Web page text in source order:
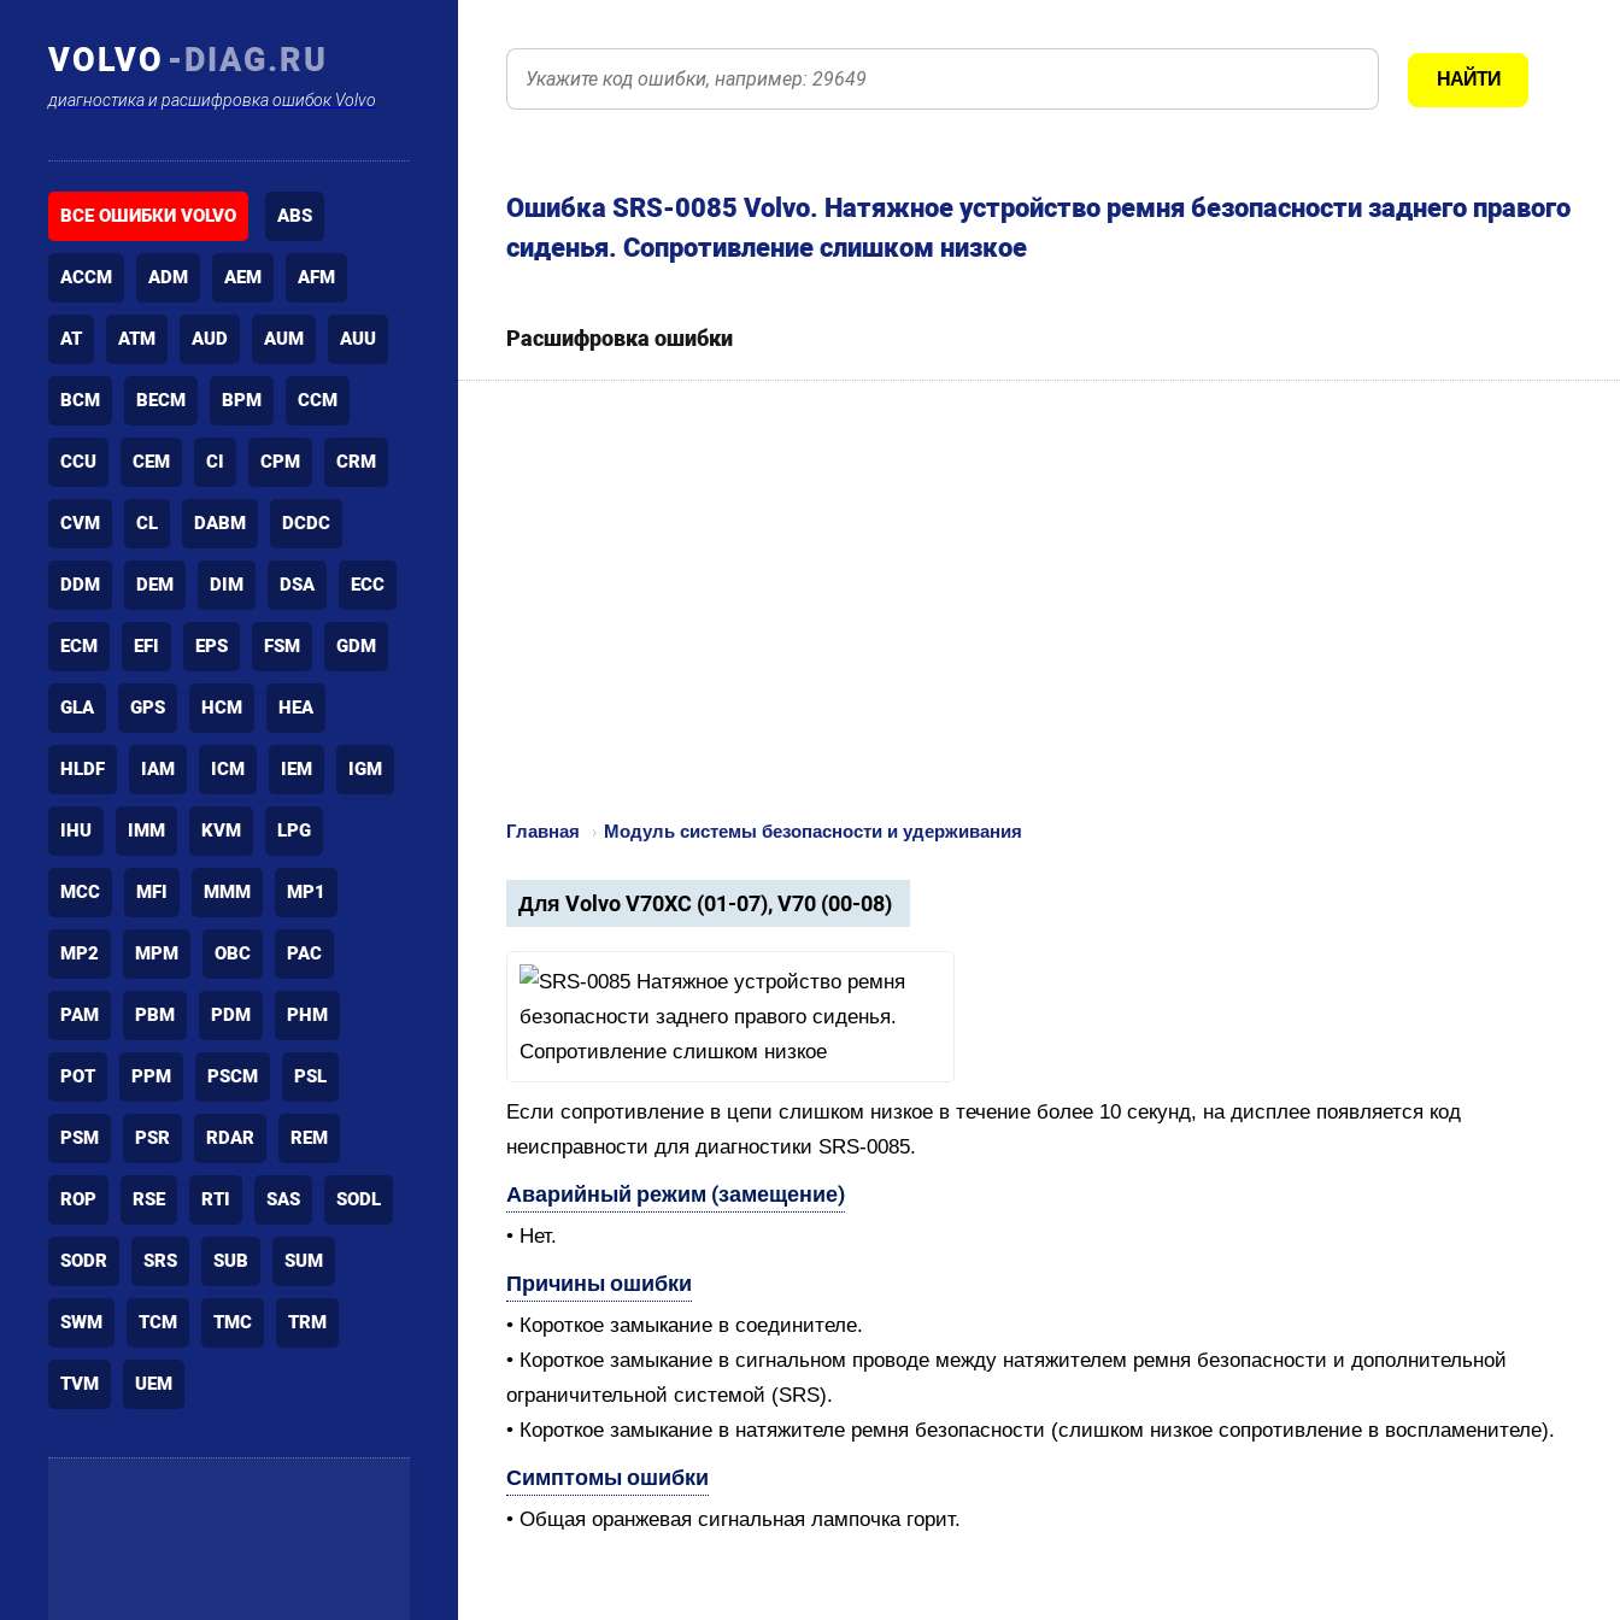
VOLVO -DIAG.RU
диагностика и расшифровка ошибок Volvo
ВСЕ ОШИБКИ VOLVO ABS
ACCM ADM AEM AFM
AT ATM AUD AUM AUU
BCM BECM BPM CCM
CCU CEM CI CPM CRM
CVM CL DABM DCDC
DDM DEM DIM DSA ECC
ECM EFI EPS FSM GDM
GLA GPS HCM HEA
HLDF IAM ICM IEM IGM
IHU IMM KVM LPG
MCC MFI MMM MP1
MP2 MPM OBC PAC
PAM PBM PDM PHM
POT PPM PSCM PSL
PSM PSR RDAR REM
ROP RSE RTI SAS SODL
SODR SRS SUB SUM
SWM TCM TMC TRM
TVM UEM
Ошибка SRS-0085 Volvo. Натяжное устройство ремня безопасности заднего правого
сиденья. Сопротивление слишком низкое
Расшифровка ошибки
Главная › Модуль системы безопасности и удерживания
Для Volvo V70XC (01-07), V70 (00-08)
Если сопротивление в цепи слишком низкое в течение более 10 секунд, на дисплее появляется код
неисправности для диагностики SRS-0085.
Аварийный режим (замещение)
• Нет.
Причины ошибки
• Короткое замыкание в соединителе.
• Короткое замыкание в сигнальном проводе между натяжителем ремня безопасности и дополнительной
ограничительной системой (SRS).
• Короткое замыкание в натяжителе ремня безопасности (слишком низкое сопротивление в воспламенителе).
Симптомы ошибки
• Общая оранжевая сигнальная лампочка горит.